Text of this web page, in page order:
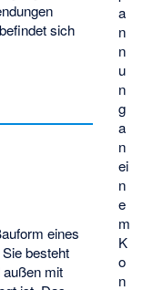
a
n
n
u
n
g
a
n
ei
n
e
m
K
o
n
sich
eines
besteht
mit